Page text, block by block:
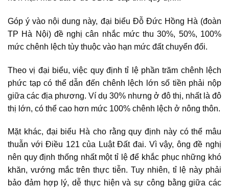
Góp ý vào nội dung này, đại biểu Đỗ Đức Hồng Hà (đoàn
TP Hà Nội) đề nghị cân nhắc mức thu 30%, 50%, 100%
mức chênh lệch tùy thuộc vào hạn mức đất chuyển đổi.
Theo vị đại biểu, việc quy định tỉ lệ phần trăm chênh lệch
phức tạp có thể dẫn đến chênh lệch lớn số tiền phải nộp
giữa các địa phương. Ví dụ 30% nhưng ở đô thị, nhất là đô
thị lớn, có thể cao hơn mức 100% chênh lệch ở nông thôn.
Mặt khác, đại biểu Hà cho rằng quy định này có thể mâu
thuẫn với Điều 121 của Luật Đất đai. Vì vậy, ông đề nghị
nên quy định thống nhất một tỉ lệ để khắc phục những khó
khăn, vướng mắc trên thực tiễn. Tuy nhiên, tỉ lệ này phải
bảo đảm hợp lý, dễ thực hiện và sự công bằng giữa các